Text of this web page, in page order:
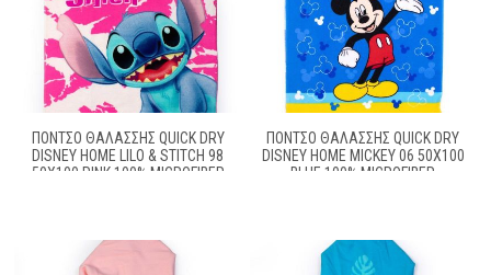
ΠΌΝΤΣΟ ΘΑΛΆΣΣΗΣ QUICK DRY
DISNEY HOME LILO & STITCH 98
50X100 PINK 100% MICROFIBER
ΠΌΝΤΣΟ ΘΑΛΆΣΣΗΣ QUICK DRY
DISNEY HOME MICKEY 06 50X100
BLUE 100% MICROFIBER